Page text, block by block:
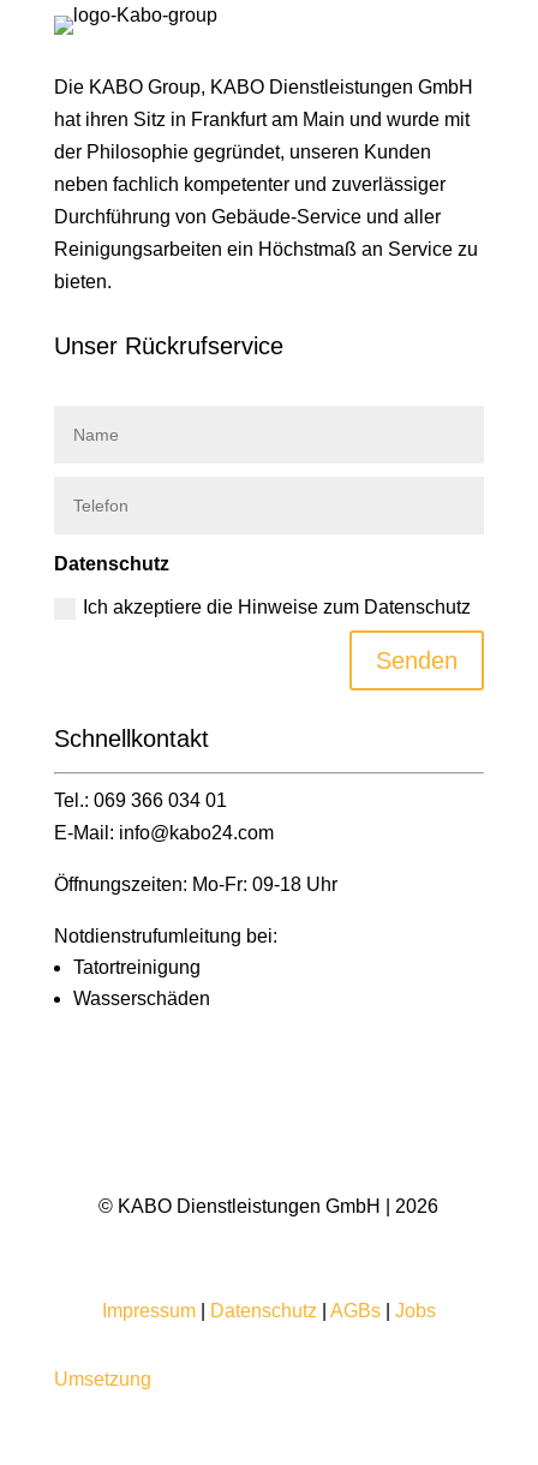
Die KABO Group, KABO Dienstleistungen GmbH
hat ihren Sitz in Frankfurt am Main und wurde mit
der Philosophie gegründet, unseren Kunden
neben fachlich kompetenter und zuverlässiger
Durchführung von Gebäude-Service und aller
Reinigungsarbeiten ein Höchstmaß an Service zu
bieten.
Unser Rückruf­service
Datenschutz
Ich akzeptiere die Hinweise zum Datenschutz
Senden
Schnell­kontakt
Tel.: 069 366 034 01
E-Mail: info@kabo24.com
Öffnungszeiten: Mo-Fr: 09-18 Uhr
Notdienstrufumleitung bei:
Tatortreinigung
Wasserschäden
© KABO Dienstleistungen GmbH | 2026
Impressum| Datenschutz AGBs| Jobs
Umsetzung